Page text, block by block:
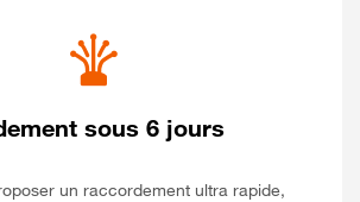
sous 6 jours
un raccordement ultra rapide,